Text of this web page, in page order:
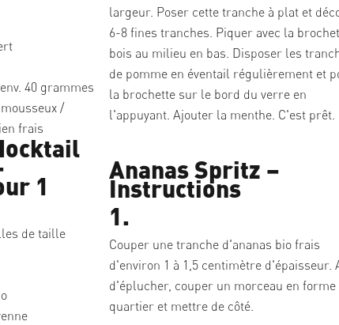
40 grammes
/
frais
1
de taille
largeur. Poser cette tranche à plat et
6-8 fines tranches. Piquer avec la
bois au milieu en bas. Disposer les
de pomme en éventail régulièrement et
la brochette sur le bord du verre en
l'appuyant. Ajouter la menthe. C'est prêt.
Ananas Spritz –
Instructions
1.
Couper une tranche d'ananas bio frais
d'environ 1 à 1,5 centimètre d'épaisseur.
d'éplucher, couper un morceau en forme
quartier et mettre de côté.